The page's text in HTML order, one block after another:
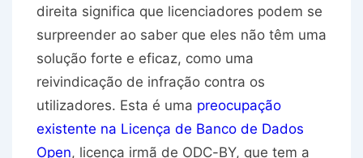
direita significa que licenciadores podem se
surpreender ao saber que eles não têm uma
solução forte e eficaz, como uma
reivindicação de infração contra os
utilizadores. Esta é uma preocupação
existente na Licença de Banco de Dados
Open, licença irmã de ODC-BY, que tem a